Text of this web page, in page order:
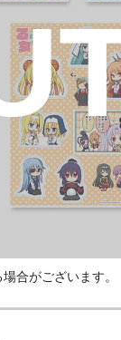
合がございます。